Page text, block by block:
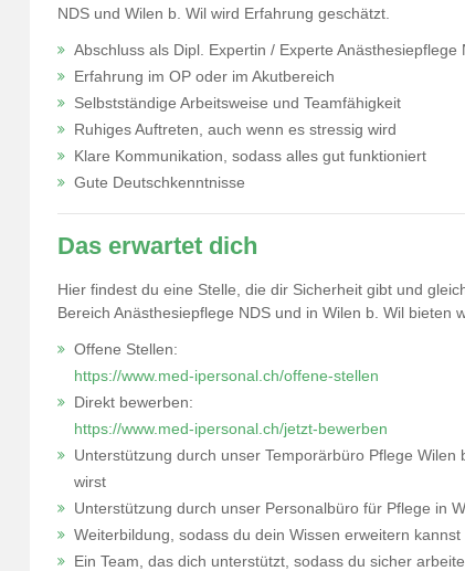
NDS und Wilen b. Wil wird Erfahrung geschätzt.
Abschluss als Dipl. Expertin / Experte Anästhesiepflege
Erfahrung im OP oder im Akutbereich
Selbstständige Arbeitsweise und Teamfähigkeit
Ruhiges Auftreten, auch wenn es stressig wird
Klare Kommunikation, sodass alles gut funktioniert
Gute Deutschkenntnisse
Das erwartet dich
Hier findest du eine Stelle, die dir Sicherheit gibt und
Bereich Anästhesiepflege NDS und in Wilen b. Wil bieten
Offene Stellen:
https://www.med-ipersonal.ch/offene-stellen
Direkt bewerben:
https://www.med-ipersonal.ch/jetzt-bewerben
Unterstützung durch unser Temporärbüro Pflege
wirst
Unterstützung durch unser Personalbüro für Pflege in
Weiterbildung, sodass du dein Wissen erweitern kannst
Ein Team, das dich unterstützt, sodass du sicher